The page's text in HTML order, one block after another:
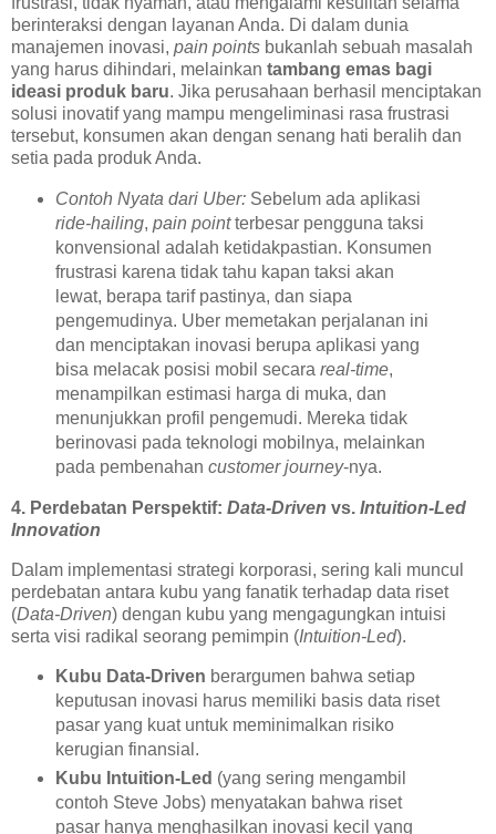
berinteraksi dengan layanan Anda. Di dalam dunia
manajemen inovasi, pain points bukanlah sebuah masalah
yang harus dihindari, melainkan tambang emas bagi
ideasi produk baru. Jika perusahaan berhasil menciptakan
solusi inovatif yang mampu mengeliminasi rasa frustrasi
tersebut, konsumen akan dengan senang hati beralih dan
setia pada produk Anda.
Contoh Nyata dari Uber:Sebelum ada aplikasi
ride-hailing, pain pointterbesar pengguna taksi
konvensional adalah ketidakpastian. Konsumen
frustrasi karena tidak tahu kapan taksi akan
lewat, berapa tarif pastinya, dan siapa
pengemudinya. Uber memetakan perjalanan ini
dan menciptakan inovasi berupa aplikasi yang
bisa melacak posisi mobil secara real-time,
menampilkan estimasi harga di muka, dan
menunjukkan profil pengemudi. Mereka tidak
berinovasi pada teknologi mobilnya, melainkan
pada pembenahan customer journey-nya.
4. Perdebatan Perspektif: Data-Driven vs. Intuition-Led
Innovation
Dalam implementasi strategi korporasi, sering kali muncul
perdebatan antara kubu yang fanatik terhadap data riset
(Data-Driven) dengan kubu yang mengagungkan intuisi
serta visi radikal seorang pemimpin (Intuition-Led).
Kubu Data-Driven berargumen bahwa setiap
keputusan inovasi harus memiliki basis data riset
pasar yang kuat untuk meminimalkan risiko
kerugian finansial.
Kubu Intuition-Led (yang sering mengambil
contoh Steve Jobs) menyatakan bahwa riset
pasar hanya menghasilkan inovasi kecil yang